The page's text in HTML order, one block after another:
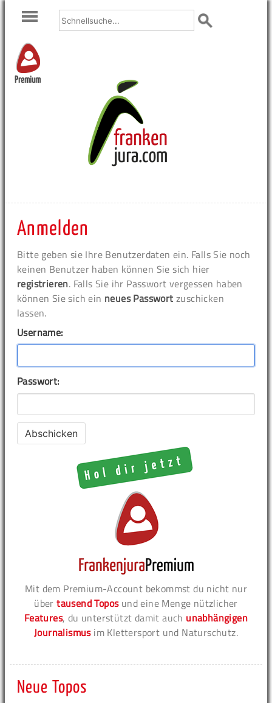
Premium
Anmelden
Bitte geben sie Ihre Benutzerdaten ein. Falls Sie noch
keinen Benutzer haben können Sie sich hier
registrieren. Falls Sie ihr Passwort vergessen haben
können Sie sich ein neues Passwort zuschicken
lassen.
Username:
Passwort:
Mit dem Premium-Account bekommst du nicht nur
übertausend Toposund eine Menge nützlicher
Features, du unterstützt damit auch unabhängigen
Journalismusim Klettersport und Naturschutz.
Neue Topos